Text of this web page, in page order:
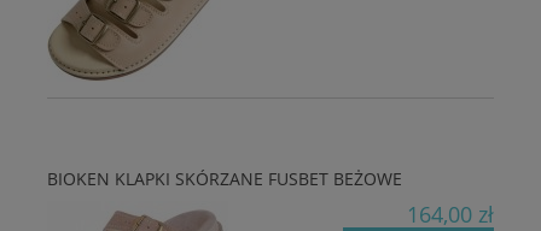
BIOKEN KLAPKI SKÓRZANE FUSBET BEŻOWE
164,00 zł